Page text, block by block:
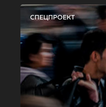
СПЕЦПРОЕКТ